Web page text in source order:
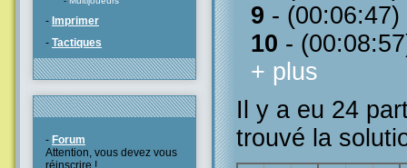
- Imprimer
- Tactiques
- Forum
Attention, vous devez vous
réinscrire !
9 -
10 -
+ plus
Il y a eu 24
trouvé la